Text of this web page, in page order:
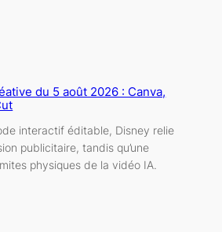
du 5 août 2026 : Canva,
interactif éditable, Disney relie
publicitaire, tandis qu’une
physiques de la vidéo IA.